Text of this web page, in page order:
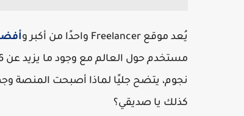
يُعد موقع Freelancer واحدًا من أكبر و
نجوم، يتضح جليًا لماذا أصبحت المنصة
كذلك يا صديقي؟